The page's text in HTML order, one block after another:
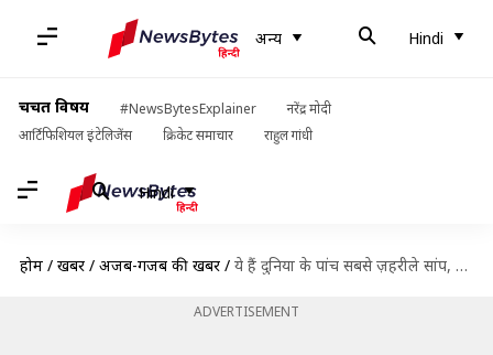
अन्य Hindi
चर्चित विषय #NewsBytesExplainer
नरेंद्र मोदी
आर्टिफिशियल इंटेलिजेंस
क्रिकेट समाचार राहुल गांधी
Hindi
होम / खबरें / अजब-गजब की खबरें / ये हैं दुनिया के पांच सबसे ज़हरीले सांप, इनका काटा पानी भी नहीं मांगता
ADVERTISEMENT